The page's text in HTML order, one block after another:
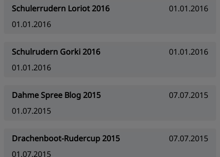
Schulerrudern Loriot 2016
01.01.2016
01.01.2016
Schulrudern Gorki 2016
01.01.2016
01.01.2016
Dahme Spree Blog 2015
07.07.2015
01.07.2015
Drachenboot-Rudercup 2015
07.07.2015
01.07.2015